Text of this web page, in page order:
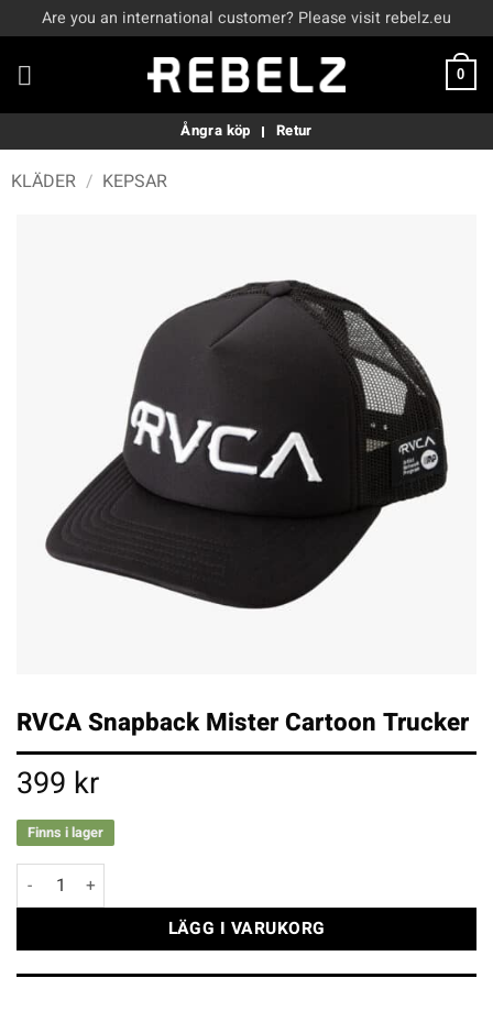
to
content
Are you an international customer? Please visit rebelz.eu
0
Ångra köp Retur
KLÄDER / KEPSAR
RVCA Snapback Mister Cartoon Trucker
399 kr
Finns i lager
RVCA Snapback Mister Cartoon Trucker mängd
LÄGG I VARUKORG